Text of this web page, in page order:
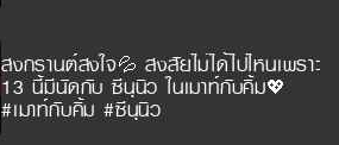
สงกรานต์สงใจ💦 สงสัยไม่ได้ไปไหนเพราะ
13 นี้มีนัดกับ ซีนุนิว ในเมาท์กับคิ้ม💖
#เมาท์กับคิ้ม #ซีนุนิว